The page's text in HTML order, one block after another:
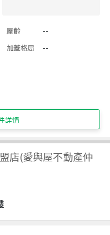
屋齡
--
加蓋格局
--
詳情
店(愛與屋不動產仲